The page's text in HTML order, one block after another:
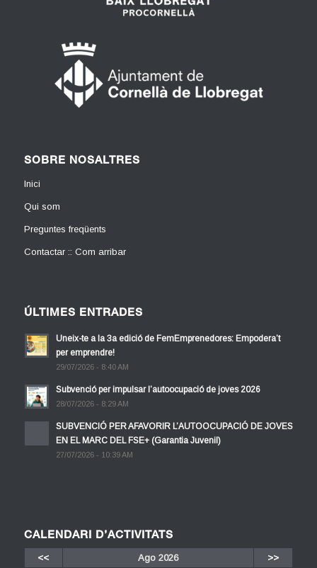
SOBRE NOSALTRES
Inici
Qui som
Preguntes freqüents
Contactar :: Com arribar
ÚLTIMES ENTRADES
Uneix-te a la 3a edició de FemEmprenedores: Empodera’t
per emprendre!
29/07/2026 - 8:40 AM
Subvenció per impulsar l’autoocupació de joves 2026
28/07/2026 - 8:29 AM
SUBVENCIÓ PER AFAVORIR L’AUTOOCUPACIÓ DE JOVES
EN EL MARC DEL FSE+ (Garantia Juvenil)
27/07/2026 - 10:39 AM
CALENDARI D’ACTIVITATS
<< Ago 2026
>>